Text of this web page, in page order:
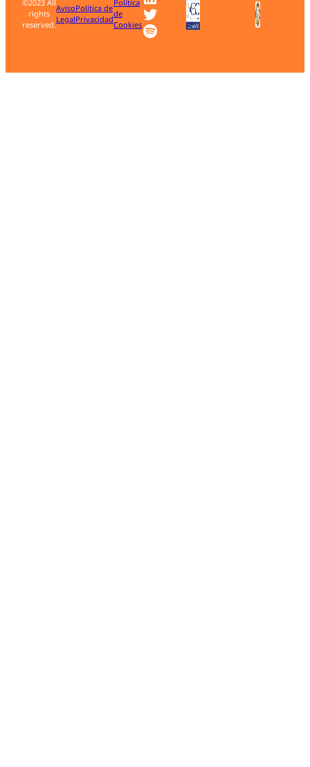
©2023 All
rights
reserved.
Aviso
Legal
Política de
Privacidad
Política
de
CookiesTwitter
Spotify